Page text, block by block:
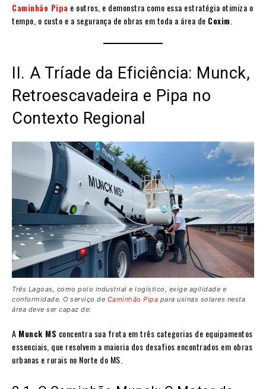
Caminhão Pipa e outros, e demonstra como essa estratégia otimiza o
tempo, o custo e a segurança de obras em toda a área de Coxim
II. A Tríade da Eficiência: Munck,
Retroescavadeira e Pipa no
Contexto Regional
Três Lagoas, como polo industrial e logístico, exige agilidade e
conformidade. O serviço de Caminhão Pipa para usinas solares nesta
área deve ser capaz de:
A Munck MS concentra sua frota em três categorias de equipamentos
essenciais, que resolvem a maioria dos desafios encontrados em obras
urbanas e rurais no Norte do MS.